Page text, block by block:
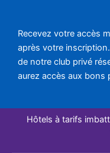
Recevez votre accès
après votre
de notre club privé
aurez accès aux bons
Hôtels à tarifs